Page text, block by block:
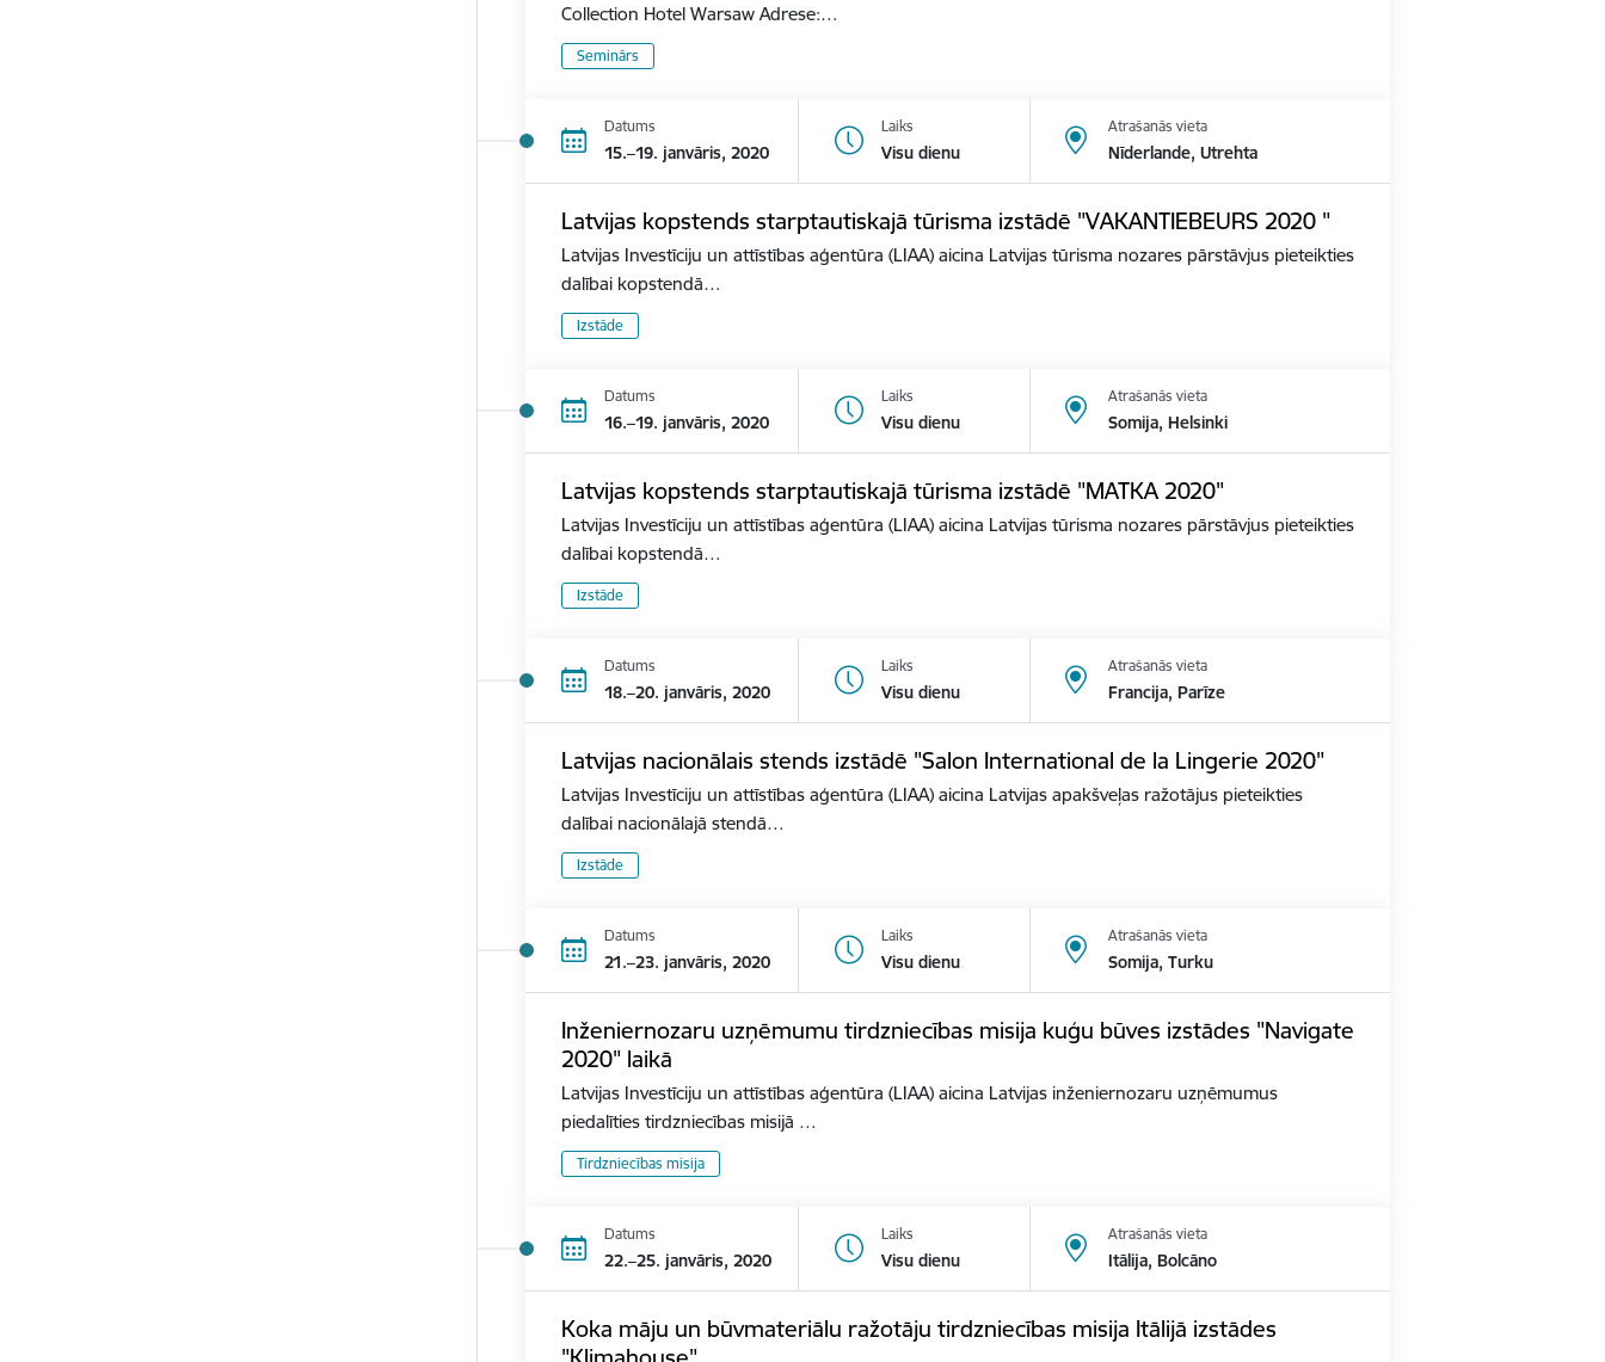
Collection Hotel Warsaw Adrese:…
Seminārs
Datums
15.–19. janvāris, 2020
Laiks
Visu dienu
Atrašanās vieta
Nīderlande, Utrehta
Latvijas kopstends starptautiskajā tūrisma izstādē "VAKANTIEBEURS 2020 "
Latvijas Investīciju un attīstības aģentūra (LIAA) aicina Latvijas tūrisma nozares pārstāvjus pieteikties
dalībai kopstendā…
Izstāde
Datums
16.–19. janvāris, 2020
Laiks
Visu dienu
Atrašanās vieta
Somija, Helsinki
Latvijas kopstends starptautiskajā tūrisma izstādē "MATKA 2020"
Latvijas Investīciju un attīstības aģentūra (LIAA) aicina Latvijas tūrisma nozares pārstāvjus pieteikties
dalībai kopstendā…
Izstāde
Datums
18.–20. janvāris, 2020
Laiks
Visu dienu
Atrašanās vieta
Francija, Parīze
Latvijas nacionālais stends izstādē "Salon International de la Lingerie 2020"
Latvijas Investīciju un attīstības aģentūra (LIAA) aicina Latvijas apakšveļas ražotājus pieteikties
dalībai nacionālajā stendā…
Izstāde
Datums
21.–23. janvāris, 2020
Laiks
Visu dienu
Atrašanās vieta
Somija, Turku
Inženiernozaru uzņēmumu tirdzniecības misija kuģu būves izstādes "Navigate
2020" laikā
Latvijas Investīciju un attīstības aģentūra (LIAA) aicina Latvijas inženiernozaru uzņēmumus
piedalīties tirdzniecības misijā …
Tirdzniecības misija
Datums
22.–25. janvāris, 2020
Laiks
Visu dienu
Atrašanās vieta
Itālija, Bolcāno
Koka māju un būvmateriālu ražotāju tirdzniecības misija Itālijā izstādes